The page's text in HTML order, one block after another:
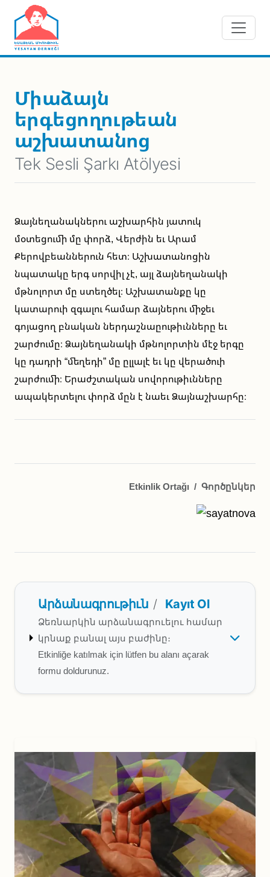
Skip to main content
Միաձայն
երգեցողութեան
աշխատանոց
Tek Sesli Şarkı Atölyesi
Ձայնեղանակներու աշխարհին յատուկ
մօտեցումի մը փորձ, Վերժին եւ Արամ
Քերովբեաններուն հետ։ Աշխատանոցին
նպատակը երգ սորվիլ չէ, այլ ձայնեղանակի
մթնոլորտ մը ստեղծել։ Աշխատանքը կը
կատարուի զգալու համար ձայներու միջեւ
գոյացող բնական ներդաշնաըութիւնները եւ
շարժումը։ Ձայնեղանակի մթնոլորտին մէջ երգը
կը դադրի “մեղեդի” մը ըլլալէ եւ կը վերածուի
շարժումի։ Երաժշտական սովորութիւնները
ապակերտելու փորձ մըն է նաեւ Ձայնաշխարհը։
Etkinlik Ortağı / Գործընկեր
Արձանագրութիւն / Kayıt Ol
Ձեռնարկին արձանագրուելու համար
կրնաք բանալ այս բաժինը։
Etkinliğe katılmak için lütfen bu alanı açarak
formu doldurunuz.